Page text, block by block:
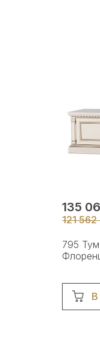
135
121 562
795
В